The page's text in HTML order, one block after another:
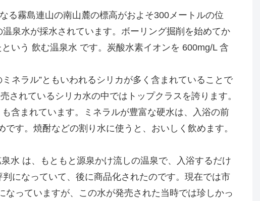
る霧島連山の南山麓の標高がおよそ300メートルの位
泉水が採水されています。ボーリング掘削を始めてか
いう 飲む温泉水 です。炭酸水素イオンを 600mg/L 含
ネラル”ともいわれるシリカが多く含まれていることで
されているシリカ水の中ではトップクラスを誇ります。
含まれています。ミネラルが豊富な硬水は、入浴の前
す。焼酎などの割り水に使うと、おいしく飲めます。
水 は、もともと源泉かけ流しの温泉で、入浴するだけ
になっていて、後に商品化されたのです。現在では市
なっていますが、この水が発売された当時では珍しかっ